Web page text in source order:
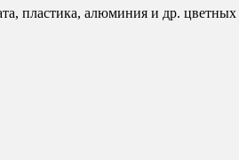
пластика, алюминия и др. цветных